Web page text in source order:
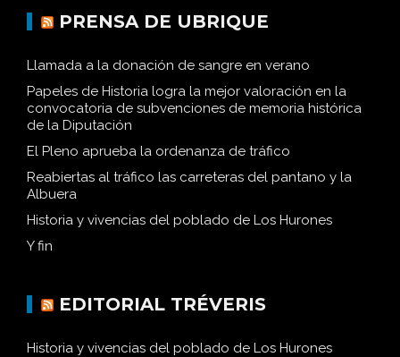
PRENSA DE UBRIQUE
Llamada a la donación de sangre en verano
Papeles de Historia logra la mejor valoración en la
convocatoria de subvenciones de memoria histórica
de la Diputación
El Pleno aprueba la ordenanza de tráfico
Reabiertas al tráfico las carreteras del pantano y la
Albuera
Historia y vivencias del poblado de Los Hurones
Y fin
EDITORIAL TRÉVERIS
Historia y vivencias del poblado de Los Hurones